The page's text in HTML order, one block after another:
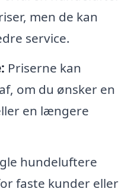
men de kan
service.
Priserne kan
om du ønsker en
en længere
hundeluftere
faste kunder eller